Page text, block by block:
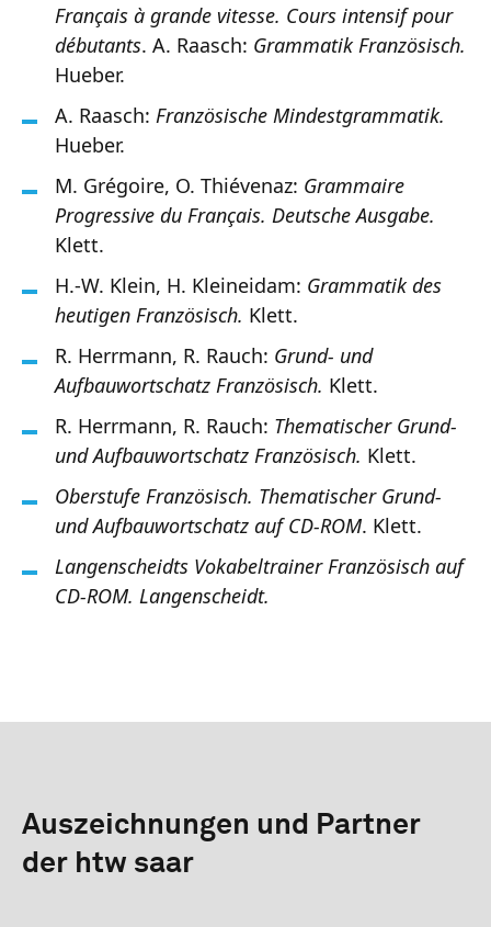
Français à grande vitesse. Cours intensif pour
débutants. A. Raasch: Grammatik Französisch.
Hueber.
A. Raasch: Französische Mindestgrammatik.
Hueber.
M. Grégoire, O. Thiévenaz: Grammaire
Progressive du Français. Deutsche Ausgabe.
Klett.
H.-W. Klein, H. Kleineidam: Grammatik des
heutigen Französisch. Klett.
R. Herrmann, R. Rauch: Grund- und
Aufbauwortschatz Französisch. Klett.
R. Herrmann, R. Rauch: Thematischer Grund-
und Aufbauwortschatz Französisch. Klett.
Oberstufe Französisch. Thematischer Grund-
und Aufbauwortschatz auf CD-ROM. Klett.
Langenscheidts Vokabeltrainer Französisch auf
CD-ROM. Langenscheidt.
Auszeichnungen und Partner
der htw saar